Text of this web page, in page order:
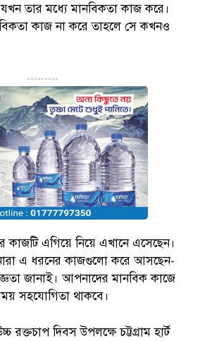
যখন তার মধ্যে মানবিকতা কাজ করে।
কাজ না করে তাহলে সে কখনও
---------
এগিয়ে নিয়ে এখানে এসেছেন।
এ ধরনের কাজগুলো করে আসছেন-
জানাই। আপনাদের মানবিক কাজে
সহযোগিতা থাকবে।
রক্তচাপ দিবস উপলক্ষে চট্টগ্রাম হার্ট